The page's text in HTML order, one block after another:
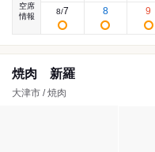
空席
情報
8/7 8 9
焼肉 新羅
大津市 / 焼肉